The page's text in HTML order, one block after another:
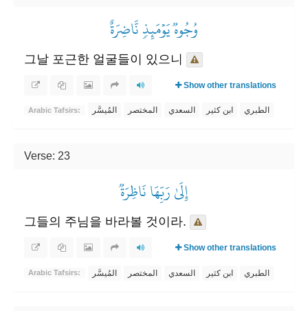
وُجُوهٞ يَوۡمَئِذٖ نَّاضِرَةٌ
그날 포근한 얼굴들이 있으니
Show other translations
Arabic Tafsirs: المُيسَّر المختصر السعدي ابن كثير الطبري
Verse: 23
إِلَىٰ رَبِّهَا نَاظِرَةٞ
그들의 주님을 바라볼 것이라.
Show other translations
Arabic Tafsirs: المُيسَّر المختصر السعدي ابن كثير الطبري